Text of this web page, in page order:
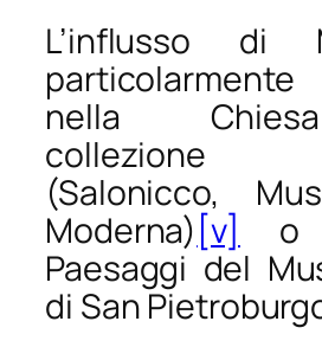
L’influsso di
nellaChiesa
collezione
(Salonicco,
Moderna) [v]
o
Paesaggi del
di San